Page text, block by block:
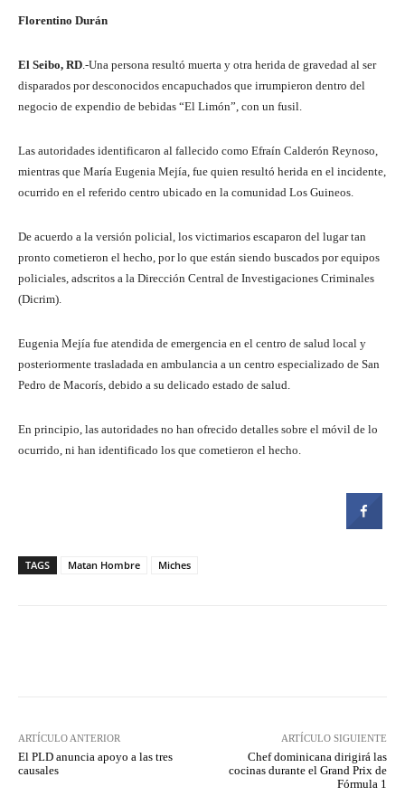
Florentino Durán
El Seibo, RD .-Una persona resultó muerta y otra herida de gravedad al ser
disparados por desconocidos encapuchados que irrumpieron dentro del
negocio de expendio de bebidas “El Limón”, con un fusil.
Las autoridades identificaron al fallecido como Efraín Calderón Reynoso,
mientras que María Eugenia Mejía, fue quien resultó herida en el incidente,
ocurrido en el referido centro ubicado en la comunidad Los Guineos.
De acuerdo a la versión policial, los victimarios escaparon del lugar tan
pronto cometieron el hecho, por lo que están siendo buscados por equipos
policiales, adscritos a la Dirección Central de Investigaciones Criminales
(Dicrim).
Eugenia Mejía fue atendida de emergencia en el centro de salud local y
posteriormente trasladada en ambulancia a un centro especializado de San
Pedro de Macorís, debido a su delicado estado de salud.
En principio, las autoridades no han ofrecido detalles sobre el móvil de lo
ocurrido, ni han identificado los que cometieron el hecho.
TAGS Matan Hombre Miches
ARTÍCULO ANTERIOR
El PLD anuncia apoyo a las tres
causales
ARTÍCULO SIGUIENTE
Chef dominicana dirigirá las
cocinas durante el Grand Prix de
Fórmula 1